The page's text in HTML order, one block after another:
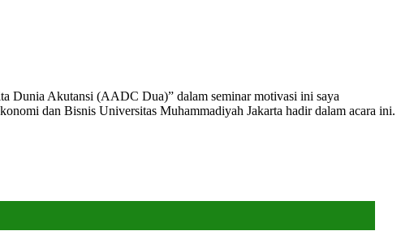
Dunia Akutansi (AADC Dua)” dalam seminar motivasi ini saya
dan Bisnis Universitas Muhammadiyah Jakarta hadir dalam acara ini.